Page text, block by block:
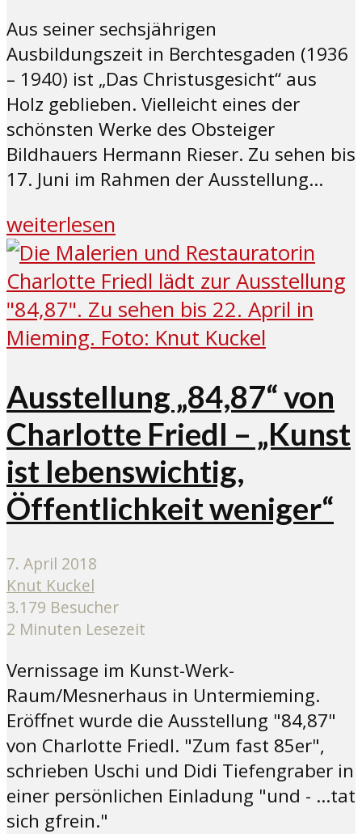
Aus seiner sechsjährigen
Ausbildungszeit in Berchtesgaden (1936
– 1940) ist „Das Christusgesicht“ aus
Holz geblieben. Vielleicht eines der
schönsten Werke des Obsteiger
Bildhauers Hermann Rieser. Zu sehen bis
17. Juni im Rahmen der Ausstellung...
weiterlesen
Ausstellung „84,87“ von
Charlotte Friedl – „Kunst
ist lebenswichtig,
Öffentlichkeit weniger“
7. April 2018
Knut Kuckel
3.179 Besucher
2 Minuten Lesezeit
Vernissage im Kunst-Werk-
Raum/Mesnerhaus in Untermieming.
Eröffnet wurde die Ausstellung "84,87"
von Charlotte Friedl. "Zum fast 85er",
schrieben Uschi und Didi Tiefengraber in
einer persönlichen Einladung "und - ...tat
sich gfrein."